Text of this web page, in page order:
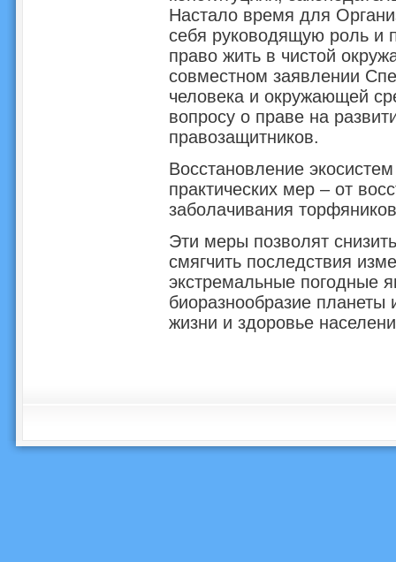
Настало время для
себя руководящую роль и
право жить в чистой
совместном заявлении
человека и окружающей
вопросу о праве на
правозащитников.
Восстановление
практических мер – от
заболачивания
Эти меры позволят
смягчить последствия
экстремальные погодные
биоразнообразие планеты
жизни и здоровье